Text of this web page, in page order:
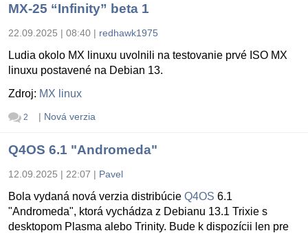
MX-25 “Infinity” beta 1
22.09.2025 | 08:40 | redhawk1975
Ludia okolo MX linuxu uvolnili na testovanie prvé ISO MX
linuxu postavené na Debian 13.
Zdroj: MX linux
2 | Nová verzia
Q4OS 6.1 "Andromeda"
12.09.2025 | 22:07 | Pavel
Bola vydaná nová verzia distribúcie Q4OS 6.1
"Andromeda", ktorá vychádza z Debianu 13.1 Trixie s
desktopom Plasma alebo Trinity. Bude k dispozícii len pre